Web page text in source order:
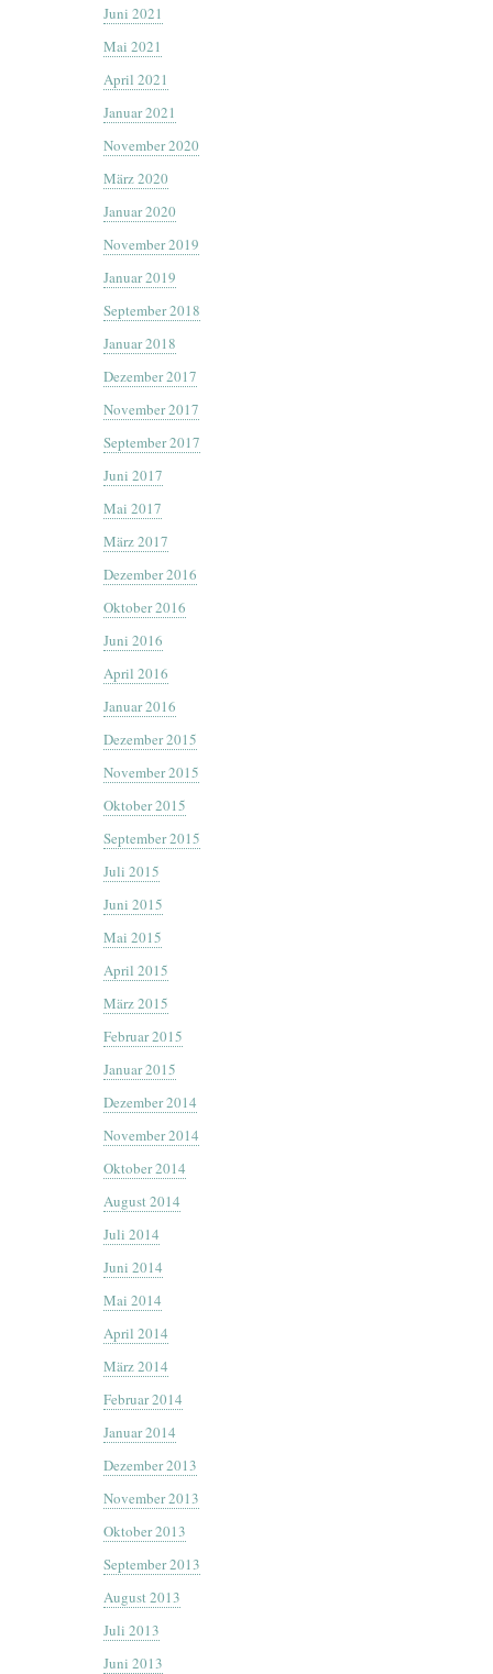
Juni 2021
Mai 2021
April 2021
Januar 2021
November 2020
März 2020
Januar 2020
November 2019
Januar 2019
September 2018
Januar 2018
Dezember 2017
November 2017
September 2017
Juni 2017
Mai 2017
März 2017
Dezember 2016
Oktober 2016
Juni 2016
April 2016
Januar 2016
Dezember 2015
November 2015
Oktober 2015
September 2015
Juli 2015
Juni 2015
Mai 2015
April 2015
März 2015
Februar 2015
Januar 2015
Dezember 2014
November 2014
Oktober 2014
August 2014
Juli 2014
Juni 2014
Mai 2014
April 2014
März 2014
Februar 2014
Januar 2014
Dezember 2013
November 2013
Oktober 2013
September 2013
August 2013
Juli 2013
Juni 2013